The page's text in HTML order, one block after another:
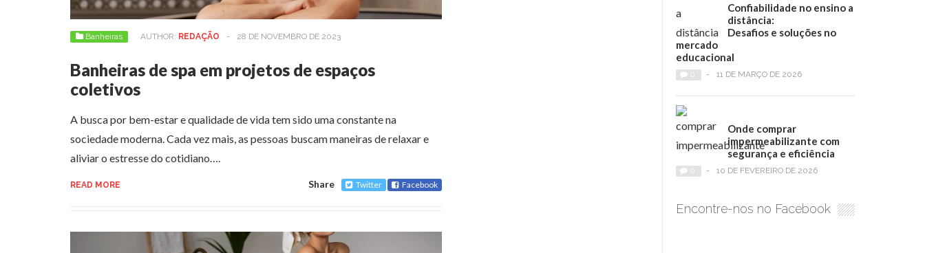
Banheiras AUTHOR: REDAÇÃO - 28 DE NOVEMBRO DE 2023
Banheiras de spa em projetos de espaços
coletivos
A busca por bem-estar e qualidade de vida tem sido uma constante na
sociedade moderna. Cada vez mais, as pessoas buscam maneiras de relaxar e
aliviar o estresse do cotidiano….
READ MORE Share Twitter Facebook
Confiabilidade no ensino a
distância:
Desafios e soluções no
mercado
educacional
- 11 DE MARÇO DE 2026
Onde comprar
impermeabilizante com
segurança e eficiência
- 10 DE FEVEREIRO DE 2026
Encontre-nos no Facebook